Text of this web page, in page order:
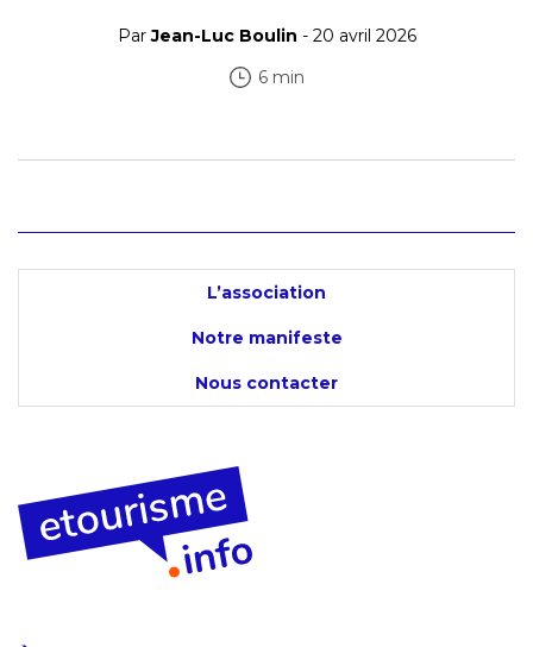
ParJean-Luc Boulin - 20 avril 2026
6 min
L’association
Notre manifeste
Nous contacter